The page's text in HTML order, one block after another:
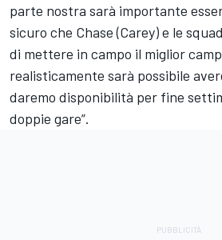
parte nostra sarà importante
sicuro che Chase (Carey) e le
di mettere in campo il miglior
realisticamente sarà possibile
daremo disponibilità per fine
doppie gare”.